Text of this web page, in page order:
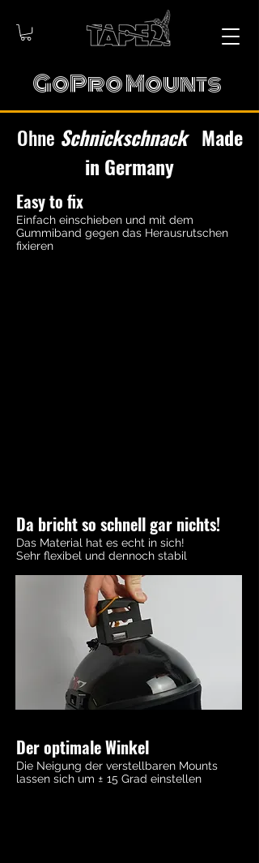
GoPro Mounts
Ohne Schnickschnack Made
in Germany
Easy to fix
Einfach einschieben und mit dem
Gummiband gegen das Herausrutschen
fixieren
Da bricht so schnell gar nichts!
Das Material hat es echt in sich!
Sehr flexibel und dennoch stabil
Der optimale Winkel
Die Neigung der verstellbaren Mounts
lassen sich um ± 15 Grad einstellen